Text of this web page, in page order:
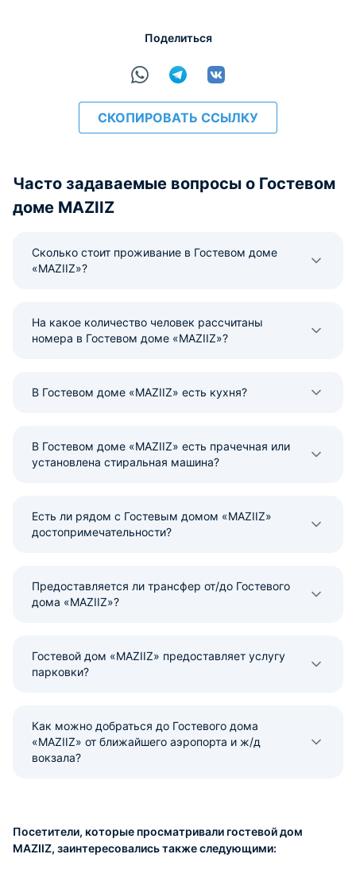
Поделиться
СКОПИРОВАТЬ ССЫЛКУ
Часто задаваемые вопросы о Гостевом
доме MAZIIZ
Сколько стоит проживание в Гостевом доме
«MAZIIZ»?
На какое количество человек рассчитаны
номера в Гостевом доме «MAZIIZ»?
В Гостевом доме «MAZIIZ» есть кухня?
В Гостевом доме «MAZIIZ» есть прачечная или
установлена стиральная машина?
Есть ли рядом с Гостевым домом «MAZIIZ»
достопримечательности?
Предоставляется ли трансфер от/до Гостевого
дома «MAZIIZ»?
Гостевой дом «MAZIIZ» предоставляет услугу
парковки?
Как можно добраться до Гостевого дома
«MAZIIZ» от ближайшего аэропорта и ж/д
вокзала?
Посетители, которые просматривали гостевой дом
MAZIIZ, заинтересовались также следующими: